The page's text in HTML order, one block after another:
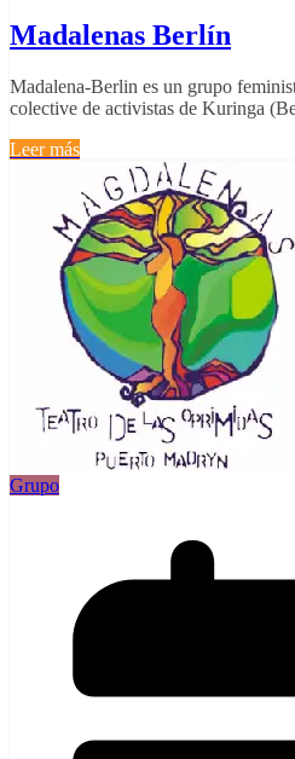
Madalenas Berlín
Madalena-Berlin es un grupo
colective de activistas de Kuringa
Leer más
Grupo